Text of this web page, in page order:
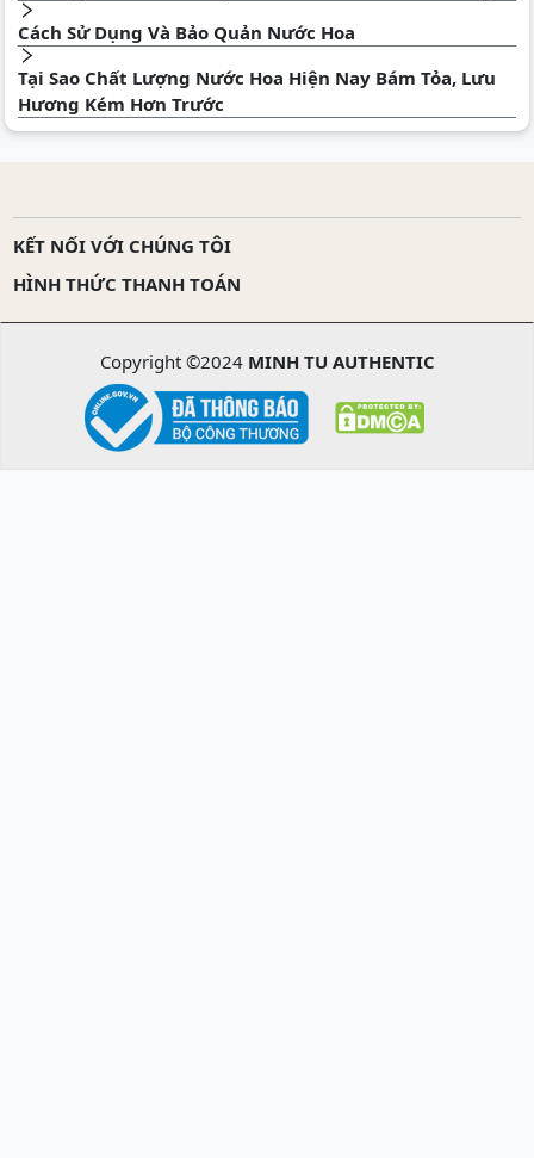
Cách Sử Dụng Và Bảo Quản Nước Hoa
Tại Sao Chất Lượng Nước Hoa Hiện Nay Bám Tỏa, Lưu
Hương Kém Hơn Trước
KẾT NỐI VỚI CHÚNG TÔI
HÌNH THỨC THANH TOÁN
Copyright ©2024 MINH TU AUTHENTIC